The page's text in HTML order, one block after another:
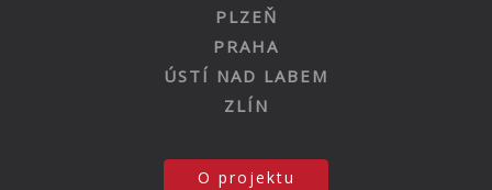
PLZEŇ
PRAHA
ÚSTÍ NAD LABEM
ZLÍN
O projektu